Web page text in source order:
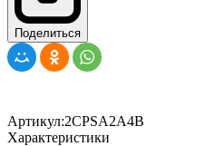
Поделиться
Артикул:2CPSA2A4B
Характеристики